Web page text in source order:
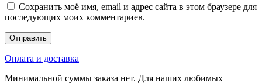
Сохранить моё имя, email и адрес сайта в этом браузере для
последующих моих комментариев.
Оплата и доставка
Минимальной суммы заказа нет. Для наших любимых